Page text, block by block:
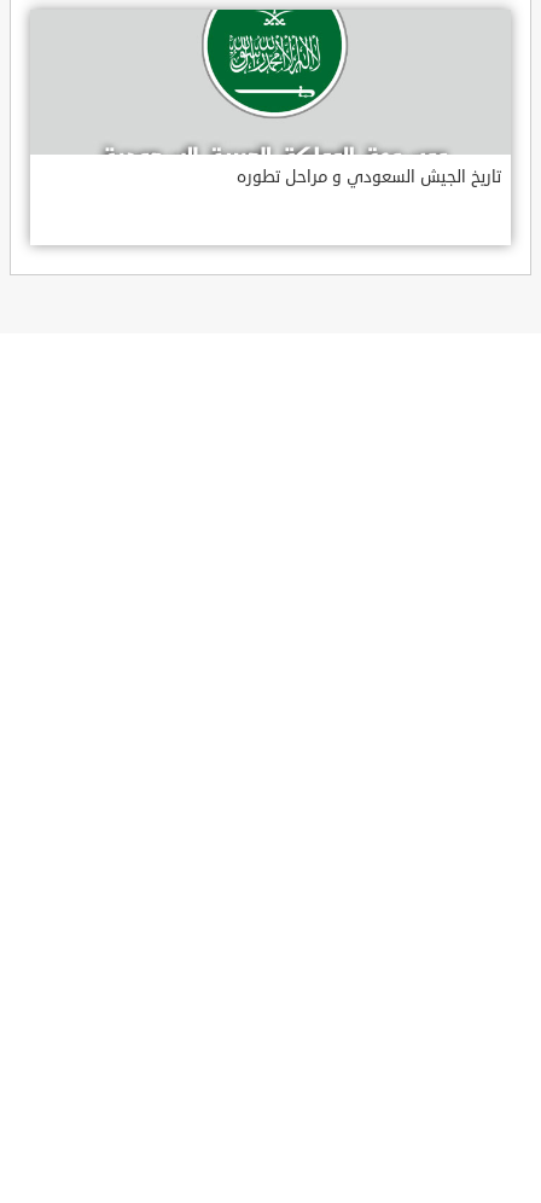
تاريخ الجيش السعودي و مراحل تطوره